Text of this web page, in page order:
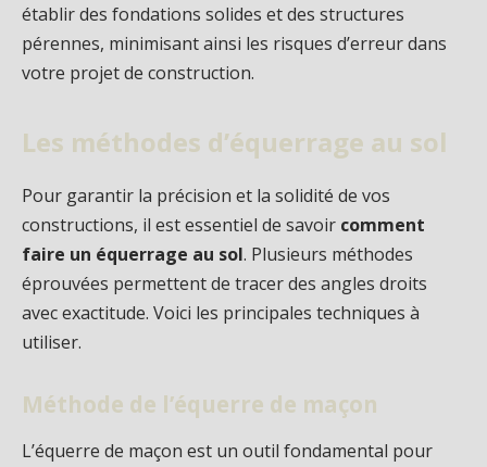
établir des fondations solides et des structures
pérennes, minimisant ainsi les risques d’erreur dans
votre projet de construction.
Les méthodes d’équerrage au sol
Pour garantir la précision et la solidité de vos
constructions, il est essentiel de savoir comment
faire un équerrage au sol. Plusieurs méthodes
éprouvées permettent de tracer des angles droits
avec exactitude. Voici les principales techniques à
utiliser.
Méthode de l’équerre de maçon
L’équerre de maçon est un outil fondamental pour